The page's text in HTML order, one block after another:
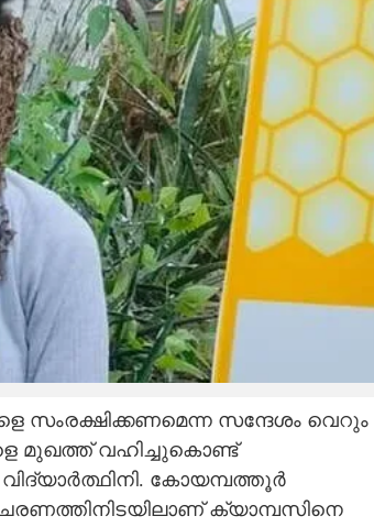
സംരക്ഷിക്കണമെന്ന സന്ദേശം വെറും
മുഖത്ത് വഹിച്ചുകൊണ്ട്
കോയമ്പത്തൂർ
ക്യാമ്പസിനെ